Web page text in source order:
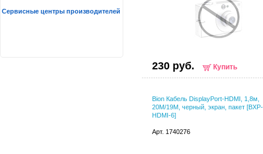
230 руб. Купить
Bion Кабель DisplayPort-HDMI, 1,8м,
20M/19M, черный, экран, пакет
HDMI-6]
Арт. 1740276
Сервисные центры производителей